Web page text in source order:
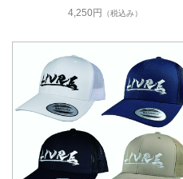
4,250円 （税込み）